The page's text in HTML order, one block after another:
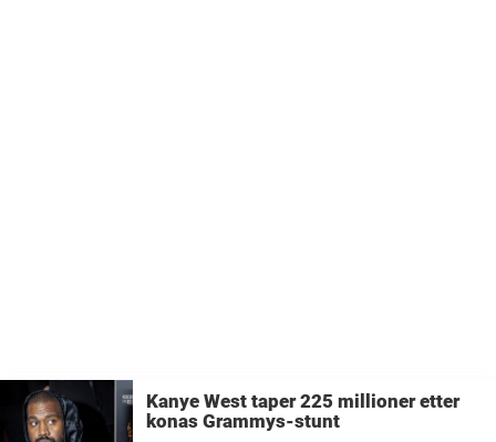
Kanye West taper 225 millioner etter
konas Grammys-stunt